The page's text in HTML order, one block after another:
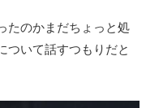
たのかまだちょっと処
ついて話すつもりだと